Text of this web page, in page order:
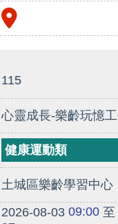
115
心靈成長-樂齡玩憶
健康運動類
土城區樂齡學習中心
2026-08-0309:00至